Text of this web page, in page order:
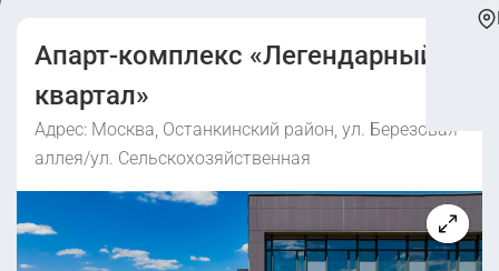
Апарт-комплекс «Легендарный
квартал»
Адрес: Москва, Останкинский район, ул. Березовая
аллея/ул. Сельскохозяйственная